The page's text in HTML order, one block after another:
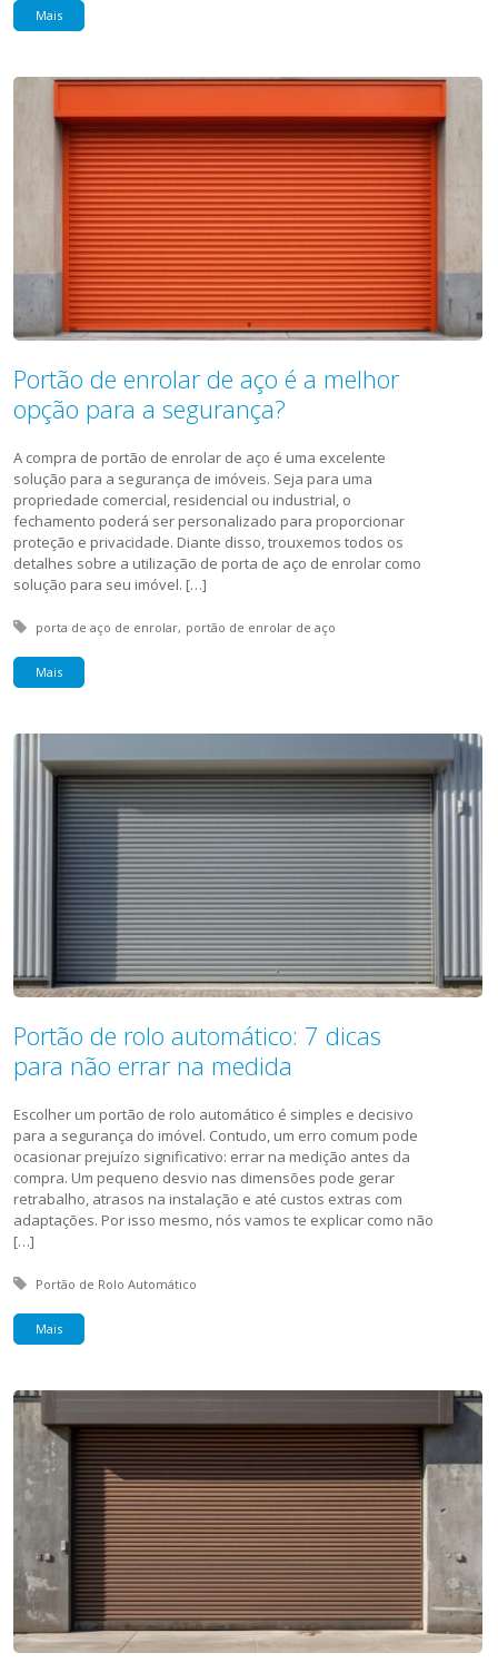
Mais
Portão de enrolar de aço é a melhor
opção para a segurança?
A compra de portão de enrolar de aço é uma excelente
solução para a segurança de imóveis. Seja para uma
propriedade comercial, residencial ou industrial, o
fechamento poderá ser personalizado para proporcionar
proteção e privacidade. Diante disso, trouxemos todos os
detalhes sobre a utilização de porta de aço de enrolar como
solução para seu imóvel. […]
Tagged with:
porta de aço de enrolar portão de enrolar de aço
Mais
Portão de rolo automático: 7 dicas
para não errar na medida
Escolher um portão de rolo automático é simples e decisivo
para a segurança do imóvel. Contudo, um erro comum pode
ocasionar prejuízo significativo: errar na medição antes da
compra. Um pequeno desvio nas dimensões pode gerar
retrabalho, atrasos na instalação e até custos extras com
adaptações. Por isso mesmo, nós vamos te explicar como não
[…]
Tagged with:
Portão de Rolo Automático
Mais